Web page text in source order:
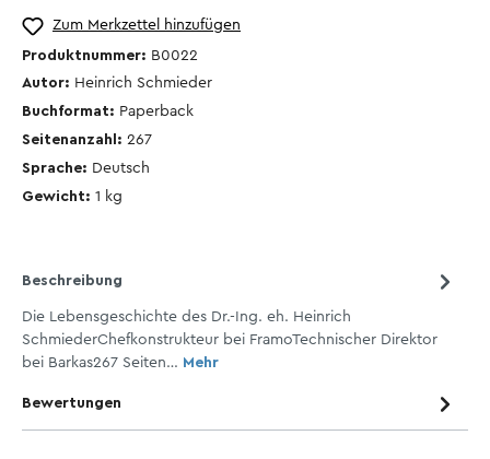
Zum Merkzettel hinzufügen
Produktnummer: B0022
Autor: Heinrich Schmieder
Buchformat: Paperback
Seitenanzahl: 267
Sprache: Deutsch
Gewicht: 1 kg
Beschreibung
Die Lebensgeschichte des Dr.-Ing. eh. Heinrich
SchmiederChefkonstrukteur bei FramoTechnischer Direktor
bei Barkas267 Seiten… Mehr
Bewertungen